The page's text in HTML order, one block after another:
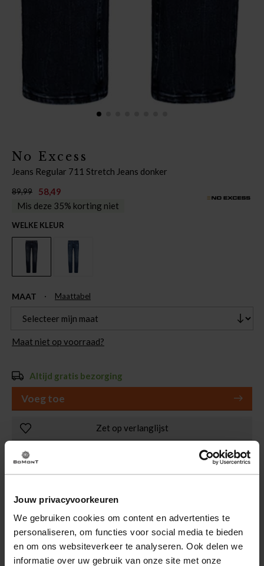
Jouw privacyvoorkeuren
We gebruiken cookies om content en advertenties te
personaliseren, om functies voor social media te bieden
en om ons websiteverkeer te analyseren. Ook delen we
informatie over uw gebruik van onze site met onze
No Excess
Jeans Regular 711 Stretch Jeans donker
89,99
58,49
Mis deze 35% korting niet
WELKE KLEUR
MAAT Maattabel
Maat niet op voorraad?
Altijd gratis bezorging
Voeg toe
Zet op verlanglijst
Binnen 1-3 werkdagen thuis met DHL
Spaar voor korting
Omschrijving